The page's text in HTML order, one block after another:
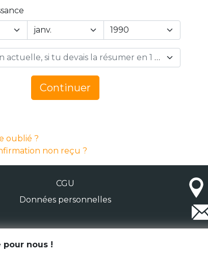
Ta situation actuelle, si tu devais la résumer en 1 mot… *
Continuer
oublié ?
non reçu ?
CGU
Données personnelles
© Génération Zébrée 2026
nous !